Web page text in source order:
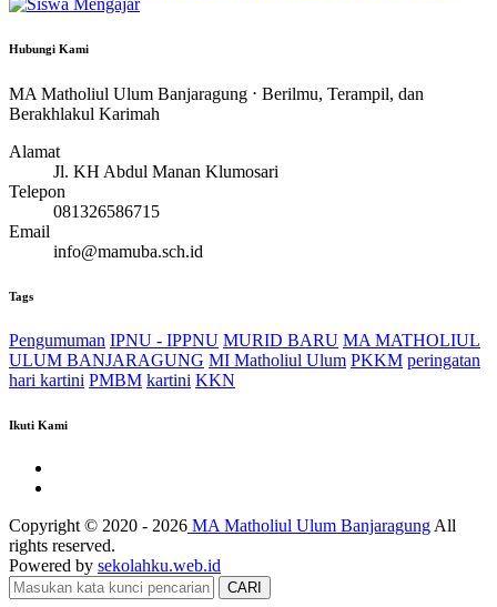
Hubungi Kami
MA Matholiul Ulum Banjaragung ⋅ Berilmu, Terampil, dan
Berakhlakul Karimah
Alamat
Jl. KH Abdul Manan Klumosari
Telepon
081326586715
Email
info@mamuba.sch.id
Tags
Pengumuman IPNU - IPPNU MURID BARU MA MATHOLIUL
ULUM BANJARAGUNG MI Matholiul Ulum PKKM peringatan
hari kartini PMBM kartini KKN
Ikuti Kami
Copyright © 2020 - 2026 MA Matholiul Ulum BanjaragungAll
rights reserved.
Powered by sekolahku.web.id
CARI